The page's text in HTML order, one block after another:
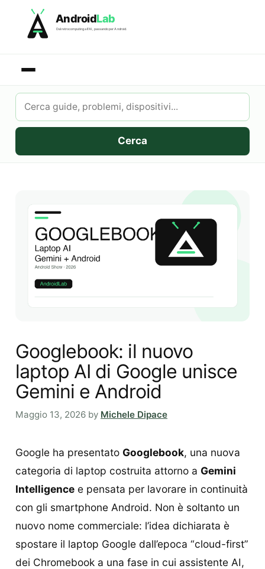
content
AndroidLab
Dal retrocomputing all'AI, passando per Android.
Cerca
AndroidLab
Cerca
Googlebook: il nuovo
laptop AI di Google unisce
Gemini e Android
Maggio 13, 2026 by Michele Dipace
Google ha presentato Googlebook, una nuova
categoria di laptop costruita attorno a Gemini
Intelligence e pensata per lavorare in continuità
con gli smartphone Android. Non è soltanto un
nuovo nome commerciale: l’idea dichiarata è
spostare il laptop Google dall’epoca “cloud-first”
dei Chromebook a una fase in cui assistente AI,